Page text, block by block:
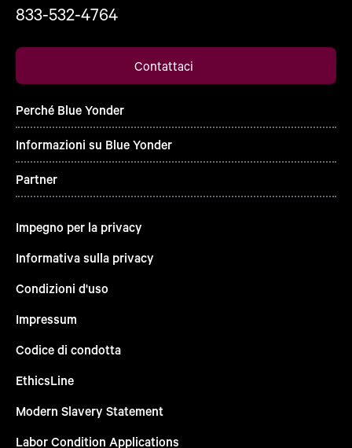
833-532-4764
Contattaci
Perché Blue Yonder
Informazioni su Blue Yonder
Partner
Impegno per la privacy
Informativa sulla privacy
Condizioni d'uso
Impressum
Codice di condotta
EthicsLine
Modern Slavery Statement
Labor Condition Applications